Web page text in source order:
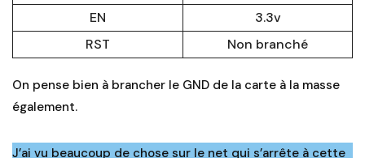
EN
3.3v
RST
Non branché
On pense bien à brancher le GND de la carte à la masse
également.
J’ai vu beaucoup de chose sur le net qui s’arrête à cette